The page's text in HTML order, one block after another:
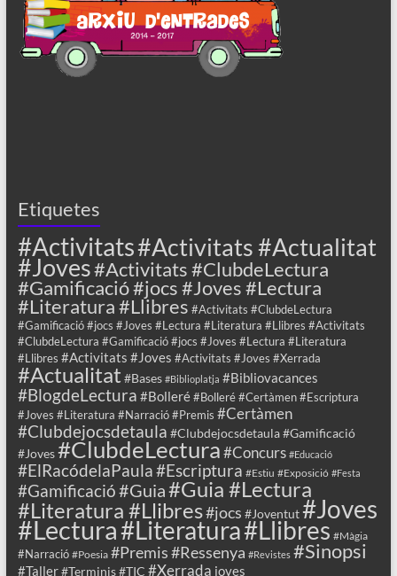
Etiquetes
#Activitats#Activitats #Actualitat
#Joves#Activitats #ClubdeLectura
#Gamificació #jocs #Joves #Lectura
#Literatura #Llibres #Activitats #ClubdeLectura
#Gamificació #jocs #Joves #Lectura #Literatura #Llibres #Activitats
#ClubdeLectura #Gamificació #jocs #Joves #Lectura #Literatura
#Llibres #Activitats #Joves #Activitats #Joves #Xerrada
#Actualitat #Bases #Biblioplatja #Bibliovacances
#BlogdeLectura #Bolleré #Bolleré #Certàmen #Escriptura
#Joves #Literatura #Narració #Premis #Certàmen
#Clubdejocsdetaula #Clubdejocsdetaula #Gamificació
#Joves#ClubdeLectura#Concurs #Educació
#ElRacódelaPaula#Escriptura #Estiu #Exposició #Festa
#Gamificació#Guia#Guia #Lectura
#Literatura #Llibres#jocs #Joventut#Joves
#Lectura#Literatura#Llibres #Màgia
#Narració #Poesia #Premis#Ressenya #Revistes #Sinopsi
#Taller#Terminis#TIC #Xerrada joves